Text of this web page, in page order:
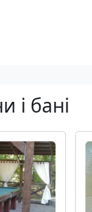
і бані